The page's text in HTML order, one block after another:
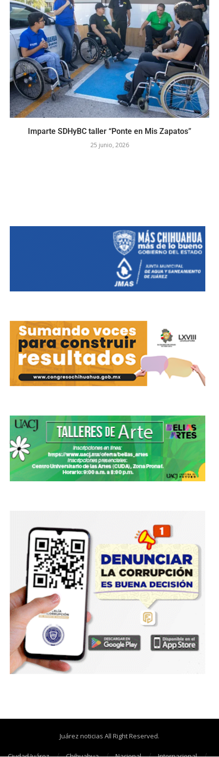
Imparte SDHyBC taller “Ponte en Mis Zapatos”
25 junio, 2026
Juárez noticias All Right Reserved.